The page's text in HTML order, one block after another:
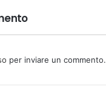
per inviare un commento.